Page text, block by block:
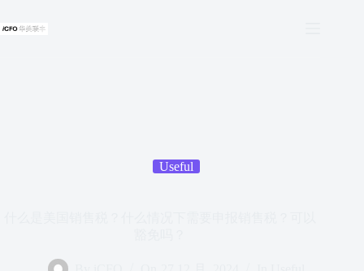
过
Useful